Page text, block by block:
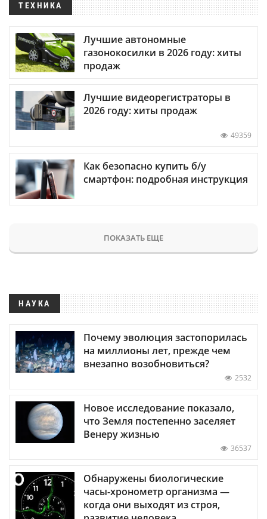
ТЕХНИКА
Лучшие автономные
газонокосилки в 2026 году: хиты
продаж
Лучшие видеорегистраторы в
2026 году: хиты продаж
49359
Как безопасно купить б/у
смартфон: подробная инструкция
ПОКАЗАТЬ ЕЩЕ
НАУКА
Почему эволюция застопорилась
на миллионы лет, прежде чем
внезапно возобновиться?
2532
Новое исследование показало,
что Земля постепенно заселяет
Венеру жизнью
36537
Обнаружены биологические
часы-хронометр организма —
когда они выходят из строя,